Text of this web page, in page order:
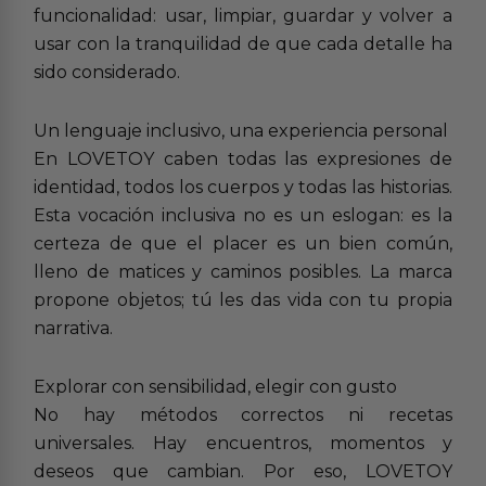
funcionalidad: usar, limpiar, guardar y volver a
usar con la tranquilidad de que cada detalle ha
sido considerado.
Un lenguaje inclusivo, una experiencia personal
En LOVETOY caben todas las expresiones de
identidad, todos los cuerpos y todas las historias.
Esta vocación inclusiva no es un eslogan: es la
certeza de que el placer es un bien común,
lleno de matices y caminos posibles. La marca
propone objetos; tú les das vida con tu propia
narrativa.
Explorar con sensibilidad, elegir con gusto
No hay métodos correctos ni recetas
universales. Hay encuentros, momentos y
deseos que cambian. Por eso, LOVETOY